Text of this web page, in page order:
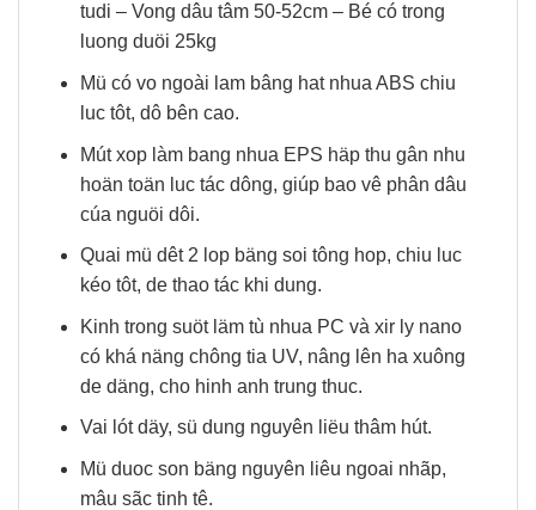
tudi – Vong dâu tâm 50-52cm – Bé có trong
luong duöi 25kg
Mü có vo ngoài lam bâng hat nhua ABS chiu
luc tôt, dô bên cao.
Mút xop làm bang nhua EPS häp thu gân nhu
hoän toän luc tác dông, giúp bao vê phân dâu
cúa nguöi dôi.
Quai mü dêt 2 lop bäng soi tông hop, chiu luc
kéo tôt, de thao tác khi dung.
Kinh trong suöt läm tù nhua PC và xir ly nano
có khá näng chông tia UV, nâng lên ha xuông
de däng, cho hinh anh trung thuc.
Vai lót däy, sü dung nguyên liëu thâm hút.
Mü duoc son bäng nguyên liêu ngoai nhãp,
mâu sãc tinh tê.